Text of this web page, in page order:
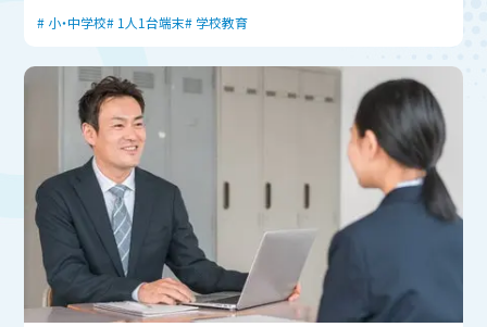
小・中学校 1人1台端末 学校教育